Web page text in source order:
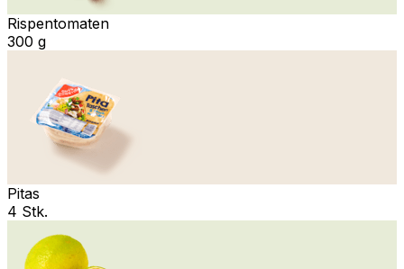
Rispentomaten
300 g
Pitas
4 Stk.